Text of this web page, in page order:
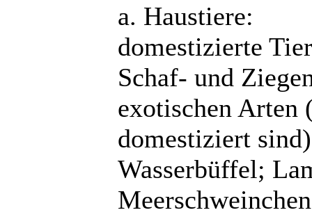
a. Haustiere:
domestizierte
Schaf- und
exotischen Arten
domestiziert
Wasserbüffel;